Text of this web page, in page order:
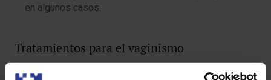
en algunos casos.
Tratamientos para el vaginismo
Superar el vaginismo es posible mediante un